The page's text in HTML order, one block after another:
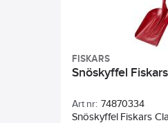
FISKARS
Snöskyffel
Art nr: 74870334
Snöskyffel Fiskars